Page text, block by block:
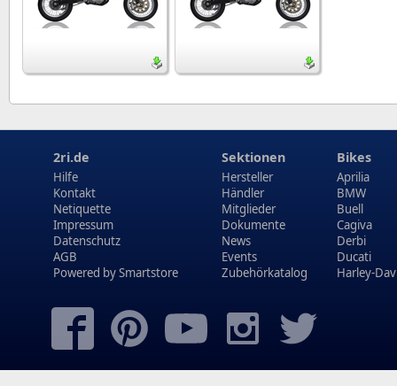
2ri.de
Hilfe
Kontakt
Netiquette
Impressum
Datenschutz
AGB
Powered bySmartstore
Sektionen
Hersteller
Händler
Mitglieder
Dokumente
News
Events
Zubehörkatalog
Bikes
Aprilia
BMW
Buell
Cagiva
Derbi
Ducati
Harley-